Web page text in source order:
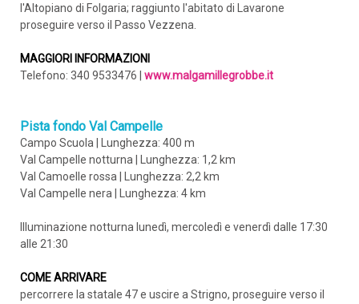
l'Altopiano di Folgaria; raggiunto l'abitato di Lavarone
proseguire verso il Passo Vezzena.
MAGGIORI INFORMAZIONI
Telefono: 340 9533476 | www.malgamillegrobbe.it
Pista fondo Val Campelle
Campo Scuola | Lunghezza: 400 m
Val Campelle notturna | Lunghezza: 1,2 km
Val Camoelle rossa | Lunghezza: 2,2 km
Val Campelle nera | Lunghezza: 4 km
Illuminazione notturna lunedì, mercoledì e venerdì dalle 17:30
alle 21:30
COME ARRIVARE
percorrere la statale 47 e uscire a Strigno, proseguire verso il